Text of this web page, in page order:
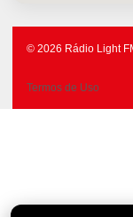
© 2026 Rádio Light
Termos de Uso